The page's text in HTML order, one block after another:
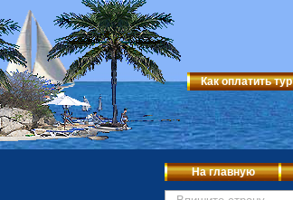
Как оплатить тур
На главную